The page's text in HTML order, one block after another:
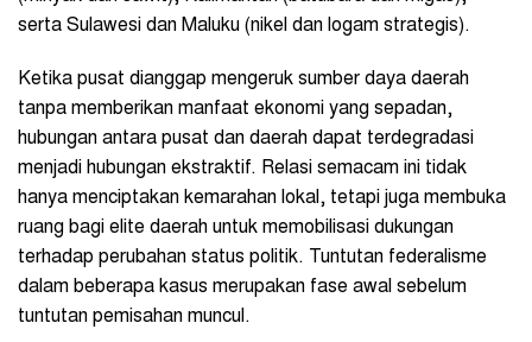
serta Sulawesi dan Maluku (nikel dan logam strategis).
Ketika pusat dianggap mengeruk sumber daya daerah
tanpa memberikan manfaat ekonomi yang sepadan,
hubungan antara pusat dan daerah dapat terdegradasi
menjadi hubungan ekstraktif. Relasi semacam ini tidak
hanya menciptakan kemarahan lokal, tetapi juga membuka
ruang bagi elite daerah untuk memobilisasi dukungan
terhadap perubahan status politik. Tuntutan federalisme
dalam beberapa kasus merupakan fase awal sebelum
tuntutan pemisahan muncul.